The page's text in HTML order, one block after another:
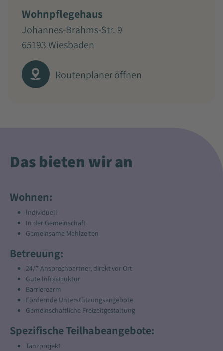
Wohnpflegehaus
Johannes-Brahms-Str. 9
65193 Wiesbaden
Routenplaner öffnen
Das bieten wir an
Wohnen:
Individuell
In der Gemeinschaft
Gemeinsame Mahlzeiten
Betreuung:
24/7 Ansprechpartner, direkt vor Ort
Gute Infrastruktur
Barrierearm
Fördernde Unterstützungsangebote
Gemeinschaftliche Freizeitgestaltung
Spezifische Teilhabeangebote:
Tanzprojekt